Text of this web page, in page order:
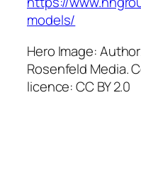
models/
Hero Image:
Rosenfeld Media.
licence: CC BY 2.0